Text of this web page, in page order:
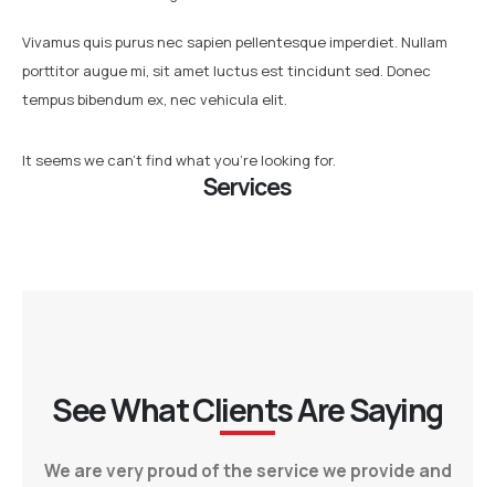
Vivamus quis purus nec sapien pellentesque imperdiet. Nullam
porttitor augue mi, sit amet luctus est tincidunt sed. Donec
tempus bibendum ex, nec vehicula elit.
It seems we can't find what you're looking for.
Services
See What Clients Are Saying
We are very proud of the service we provide and